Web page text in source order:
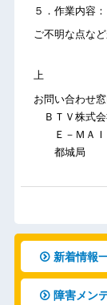
５．作業内容
ご不明な点な
上
お問い合わせ窓
ＢＴＶ株式会
Ｅ－ＭＡＩ
都城局
新着情報
障害メン